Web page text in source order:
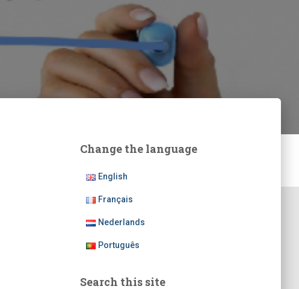
Change the language
English
Français
Nederlands
Português
Search this site